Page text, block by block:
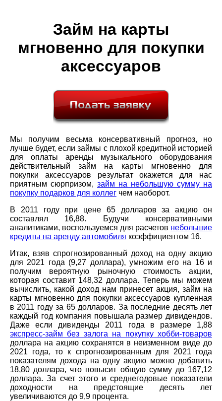
Займ на карты
мгновенно для покупки
аксессуаров
Мы получим весьма консервативный прогноз, но
лучше будет, если займы с плохой кредитной историей
для оплаты аренды музыкального оборудования
действительный займ на карты мгновенно для
покупки аксессуаров результат окажется для нас
приятным сюрпризом, займ на небольшую сумму на
покупку подарков для коллег чем наоборот.
В 2011 году при цене 65 долларов за акцию он
составлял 16,88. Будучи консервативными
аналитиками, воспользуемся для расчетов небольшие
кредиты на аренду автомобиля коэффициентом 16.
Итак, взяв спрогнозированный доход на одну акцию
для 2021 года (9,27 доллара), умножим его на 16 и
получим вероятную рыночную стоимость акции,
которая составит 148,32 доллара. Теперь мы можем
вычислить, какой доход нам принесет акция, займ на
карты мгновенно для покупки аксессуаров купленная
в 2011 году за 65 долларов. За последние десять лет
каждый год компания повышала размер дивидендов.
Даже если дивиденды 2011 года в размере 1,88
экспресс-займ без залога на покупку хобби-товаров
доллара на акцию сохранятся в неизменном виде до
2021 года, то к спрогнозированным для 2021 года
показателям дохода на одну акцию можно добавить
18,80 доллара, что повысит общую сумму до 167,12
доллара. За счет этого и среднегодовые показатели
доходности на предстоящие десять лет
увеличиваются до 9,9 процента.